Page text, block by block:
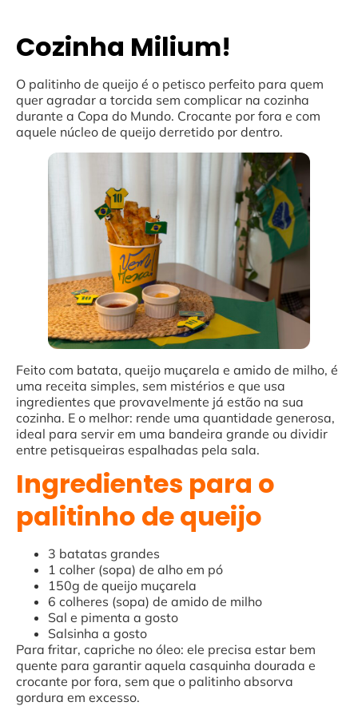
Cozinha Milium!
O palitinho de queijo é o petisco perfeito para quem
quer agradar a torcida sem complicar na cozinha
durante a Copa do Mundo. Crocante por fora e com
aquele núcleo de queijo derretido por dentro.
Feito com batata, queijo muçarela e amido de milho, é
uma receita simples, sem mistérios e que usa
ingredientes que provavelmente já estão na sua
cozinha. E o melhor: rende uma quantidade generosa,
ideal para servir em uma bandeira grande ou dividir
entre petisqueiras espalhadas pela sala.
Ingredientes para o
palitinho de queijo
3 batatas grandes
1 colher (sopa) de alho em pó
150g de queijo muçarela
6 colheres (sopa) de amido de milho
Sal e pimenta a gosto
Salsinha a gosto
Para fritar, capriche no óleo: ele precisa estar bem
quente para garantir aquela casquinha dourada e
crocante por fora, sem que o palitinho absorva
gordura em excesso.